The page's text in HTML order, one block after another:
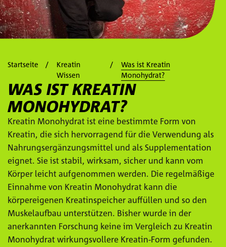
Startseite
Kreatin
Wissen
Was ist Kreatin
Monohydrat?
WAS IST KREATIN
MONOHYDRAT?
Kreatin Monohydrat ist eine bestimmte Form von
Kreatin, die sich hervorragend für die Verwendung als
Nahrungsergänzungsmittel und als Supplementation
eignet. Sie ist stabil, wirksam, sicher und kann vom
Körper leicht aufgenommen werden. Die regelmäßige
Einnahme von Kreatin Monohydrat kann die
körpereigenen Kreatinspeicher auffüllen und so den
Muskelaufbau unterstützen. Bisher wurde in der
anerkannten Forschung keine im Vergleich zu Kreatin
Monohydrat wirkungsvollere Kreatin-Form gefunden.